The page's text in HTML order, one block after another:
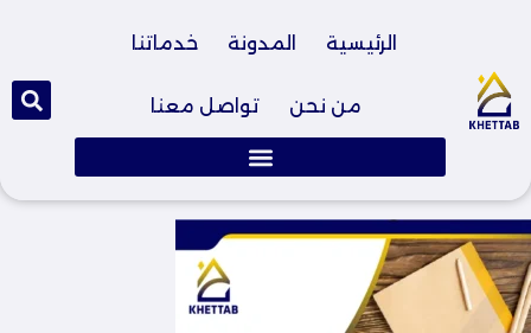
الرئيسية المدونة خدماتنا
من نحن تواصل معنا